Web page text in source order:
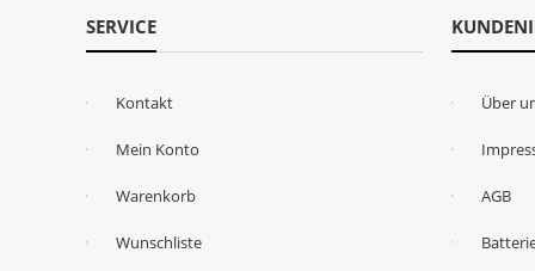
SERVICE
Kontakt
Mein Konto
Warenkorb
Wunschliste
Über
AGB